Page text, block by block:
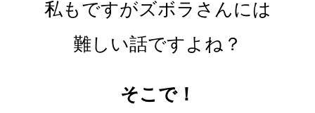
私もですがズボラさんには
難しい話ですよね？
そこで！